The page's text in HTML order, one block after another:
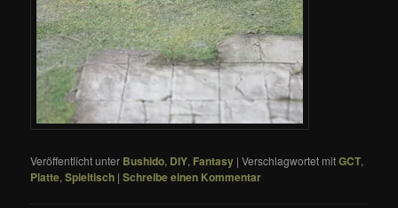
Veröffentlicht unter Bushido, DIY, Fantasy |Verschlagwortet mitGCT,
Platte,Spieltisch |Schreibe einen Kommentar